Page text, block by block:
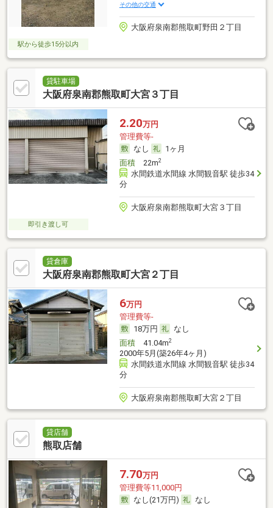
その他の交通
大阪府泉南郡熊取町野田２丁目
駅から徒歩15分以内
貸駐車場
大阪府泉南郡熊取町大宮３丁目
2.20万円
管理費等-
なし
1ヶ月
面積22m2
水間鉄道水間線 水間観音駅 徒歩34
分
大阪府泉南郡熊取町大宮３丁目
即引き渡し可
貸倉庫
大阪府泉南郡熊取町大宮２丁目
6万円
管理費等-
18万円
なし
面積41.04m2
2000年5月(築26年4ヶ月)
水間鉄道水間線 水間観音駅 徒歩34
分
大阪府泉南郡熊取町大宮２丁目
貸店舗
熊取店舗
7.70万円
管理費等11,000円
なし(21万円)
なし